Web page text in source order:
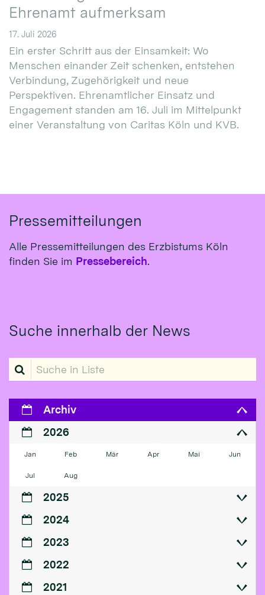
Ehrenamt aufmerksam
17. Juli 2026
Ein erster Schritt aus der Einsamkeit: Wo
Menschen einander Zeit schenken, entstehen
Verbindung, Zugehörigkeit und neue
Perspektiven. Ehrenamtlicher Einsatz und
Engagement standen am 16. Juli im Mittelpunkt
einer Veranstaltung von Caritas Köln und KVB.
Pressemitteilungen
Alle Pressemitteilungen des Erzbistums Köln
finden Sie im Pressebereich.
Suche innerhalb der News
Suche in Liste
Archiv
2026
Jan Feb Mär Apr Mai Jun
Jul Aug
2025
2024
2023
2022
2021